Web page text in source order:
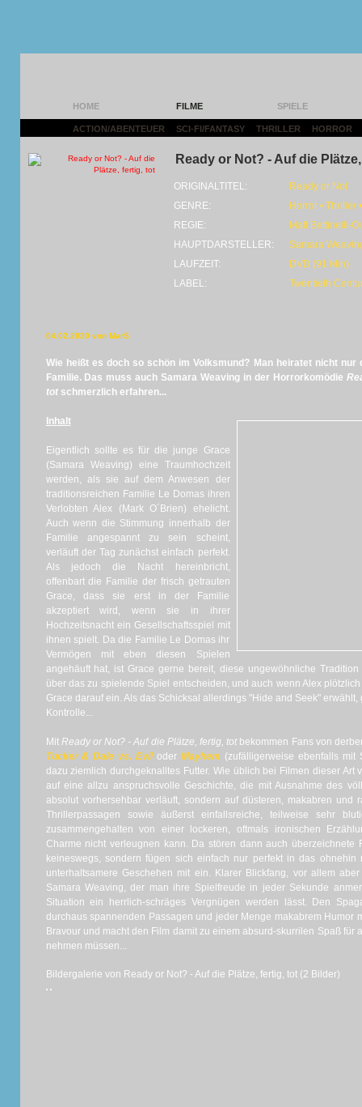
HOME FILME SPIELE
ACTION/ABENTEUER SCI-FI/FANTASY THRILLER HORROR
Ready or Not? - Auf die
ORIGINALTITEL:
Ready or Not
GENRE:
Horror • Thriller
REGIE:
Matt Bettinelli-
HAUPTDARSTELLER:
Samara
LAUFZEIT:
DVD (91 Min)
LABEL:
Twentieth
04.02.2020 von MarS
Wie heißt es doch so schön im Volksmund? Man heiratet nicht nur
Familie. Das muss auch Samara Weaving in der Horrorkomödie
totschmerzlich erfahren...
Inhalt
Eigentlich sollte es für die junge Grace
(Samara Weaving) eine Traumhochzeit
werden, als sie auf dem Anwesen der
traditionsreichen Familie Le Domas ihren
Verlobten Alex (Mark O´Brien) ehelicht.
Auch wenn die Stimmung innerhalb der
Familie angespannt zu sein scheint,
verläuft der Tag zunächst einfach perfekt.
Als jedoch die Nacht hereinbricht,
offenbart die Familie der frisch getrauten
Grace, dass sie erst in der Familie
akzeptiert wird, wenn sie in ihrer
Hochzeitsnacht ein Gesellschaftsspiel mit
ihnen spielt. Da die Familie Le Domas ihr
Vermögen mit eben diesen Spielen
angehäuft hat, ist Grace gerne bereit, diese ungewöhnliche
über das zu spielende Spiel entscheiden, und auch wenn Alex
Grace darauf ein. Als das Schicksal allerdings "Hide and Seek"
Kontrolle...
Mit Ready or Not? - Auf die Plätze, fertig, totbekommen Fans von
Tucker & Dale vs. Evil oderMayhem (zufälligerweise ebenfalls mit
dazu ziemlich durchgeknalltes Futter. Wie üblich bei Filmen dieser Art
auf eine allzu anspruchsvolle Geschichte, die mit Ausnahme des
absolut vorhersehbar verläuft, sondern auf düsteren, makabren und
Thrillerpassagen sowie äußerst einfallsreiche, teilweise sehr
zusammengehalten von einer lockeren, oftmals ironischen
Charme nicht verleugnen kann. Da stören dann auch überzeichnete
keineswegs, sondern fügen sich einfach nur perfekt in das ohnehin
unterhaltsamere Geschehen mit ein. Klarer Blickfang, vor allem
Samara Weaving, der man ihre Spielfreude in jeder Sekunde
Situation ein herrlich-schräges Vergnügen werden lässt. Den
durchaus spannenden Passagen und jeder Menge makabrem Humor
Bravour und macht den Film damit zu einem absurd-skurrilen Spaß für
nehmen müssen...
Bildergalerie von Ready or Not? - Auf die Plätze, fertig, tot (2 Bilder)